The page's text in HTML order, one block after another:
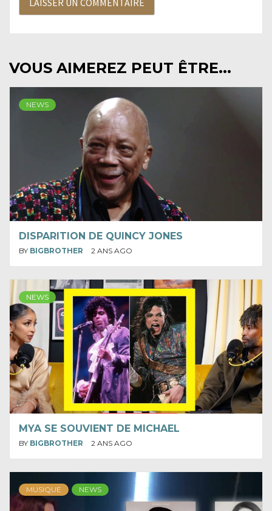
VOUS AIMEREZ PEUT ÊTRE...
NEWS
DISPARITION DE QUINCY JONES
BY BIGBROTHER 2 ANS AGO
NEWS
MYA SE SOUVIENT DE MICHAEL
BY BIGBROTHER 2 ANS AGO
MUSIQUE NEWS